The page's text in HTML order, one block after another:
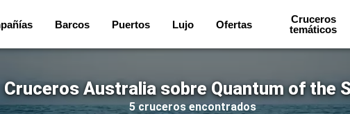
Barcos Puertos Lujo Ofertas
Cruceros
temáticos
Cruceros Australia sobre Quantum of the
5 cruceros encontrados